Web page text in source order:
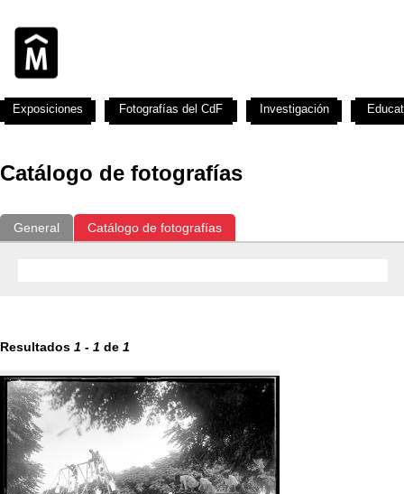
Catálogo de fotografías
General Catálogo de fotografías
Resultados 1 - 1 de 1
Exposiciones Fotografías del CdF Investigación